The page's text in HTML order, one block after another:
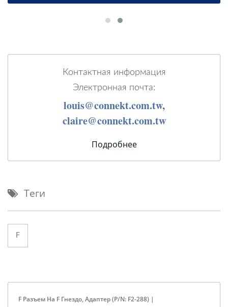
Контактная информация
Электронная почта:
louis@connekt.com.tw,
claire@connekt.com.tw
Подробнее
Теги
F
F Разъем На F Гнездо, Адаптер (P/N: F2-288) |